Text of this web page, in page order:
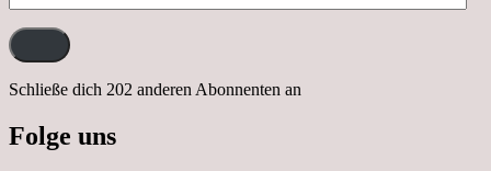
Mail-
Adresse:
Schließe dich 202 anderen Abonnenten an
Folge uns